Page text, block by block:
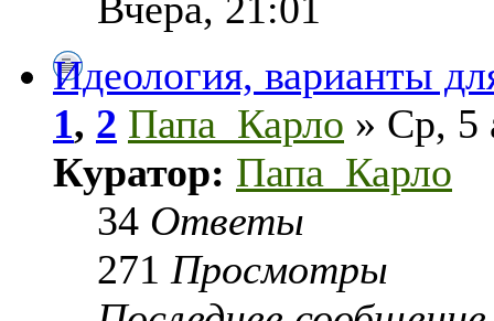
Идеология, варианты
1, 2 Папа_Карло » Ср, 5
Куратор: Папа_Карло
34 Ответы
271 Просмотры